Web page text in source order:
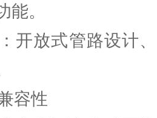
能。
开放式管路设计
容性